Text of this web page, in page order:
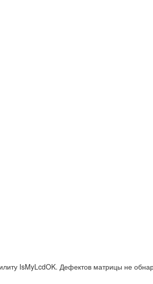
IsMyLcdOK. Дефектов матрицы не